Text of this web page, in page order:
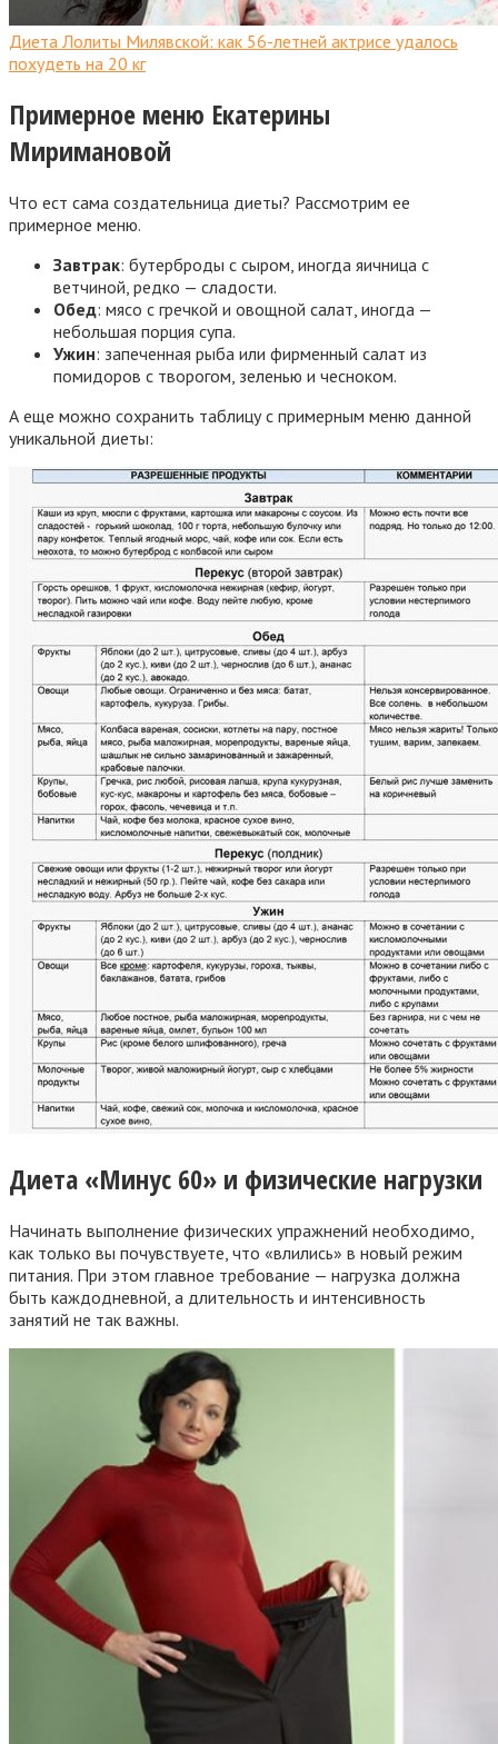
Диета Лолиты Милявской: как 56-летней актрисе удалось
похудеть на 20 кг
Примерное меню Екатерины
Миримановой
Что ест сама создательница диеты? Рассмотрим ее
примерное меню.
Завтрак: бутерброды с сыром, иногда яичница с
ветчиной, редко — сладости.
Обед: мясо с гречкой и овощной салат, иногда —
небольшая порция супа.
Ужин: запеченная рыба или фирменный салат из
помидоров с творогом, зеленью и чесноком.
А еще можно сохранить таблицу с примерным меню данной
уникальной диеты:
Диета «Минус 60» и физические нагрузки
Начинать выполнение физических упражнений необходимо,
как только вы почувствуете, что «влились» в новый режим
питания. При этом главное требование — нагрузка должна
быть каждодневной, а длительность и интенсивность
занятий не так важны.